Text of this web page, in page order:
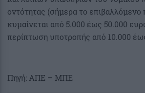
οντότητας (σήμερα το επιβαλλόμενο
κυμαίνεται από 5.000 έως 50.000
περίπτωση υποτροπής από 10.000
Πηγή: ΑΠΕ – ΜΠΕ